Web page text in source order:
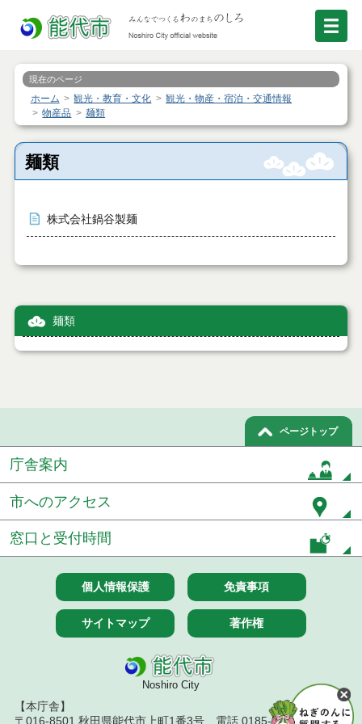
現在のページ
ホーム 観光・教育・文化
観光・物産・宿泊・交通情報
物産品
麺類
麺類
株式会社鍋谷製麺
麺類
ページトップ
庁舎案内
市へのアクセス
窓口と受付時間
個人情報保護 免責事項
サイトマップ 著作権
Noshiro City
【本庁舎】
〒016-8501 秋田県能代市上町1番3号 電話 0185-52-2111